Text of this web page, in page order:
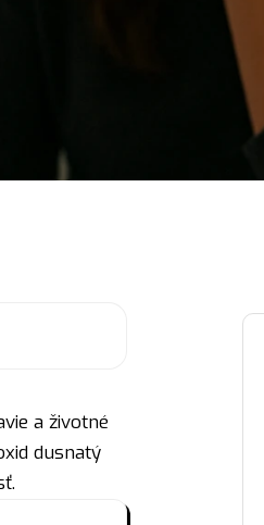
a životné
dusnatý